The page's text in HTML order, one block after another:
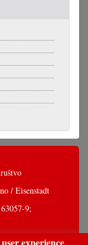
/ Eisenstadt
9;